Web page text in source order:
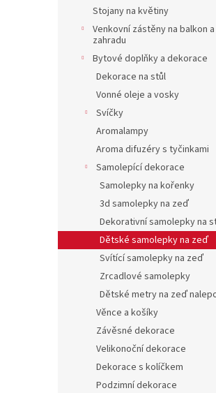
Stojany na květiny
Venkovní zástěny na balkon a
zahradu
Bytové doplňky a dekorace
Dekorace na stůl
Vonné oleje a vosky
Svíčky
Aromalampy
Aroma difuzéry s tyčinkami
Samolepící dekorace
Samolepky na kořenky
3d samolepky na zeď
Dekorativní samolepky na
Dětské samolepky na zeď
Svítící samolepky na zeď
Zrcadlové samolepky
Dětské metry na zeď
Věnce a košíky
Závěsné dekorace
Velikonoční dekorace
Dekorace s kolíčkem
Podzimní dekorace